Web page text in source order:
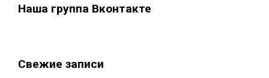
Наша группа Вконтакте
Свежие записи